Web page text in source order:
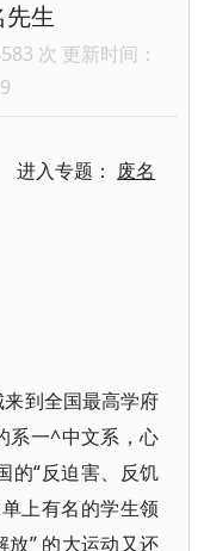
先生
次 更新时间：
进入专题： 废名
到全国最高学府
系一^中文系，心
的“反迫害、反饥
上有名的学生领
放” 的大运动又还